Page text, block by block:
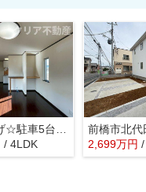
/ 4LDK 2,699万円